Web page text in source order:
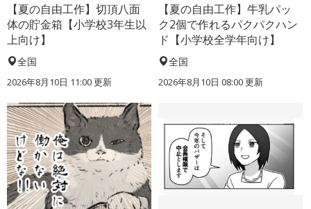
【夏の自由工作】切頂八面
体の貯金箱【小学校3年生以
上向け】
全国
2026年8月10日 11:00更新
【夏の自由工作】牛乳パッ
ク2個で作れるパクパクハン
ド【小学校全学年向け】
全国
2026年8月10日 08:00更新